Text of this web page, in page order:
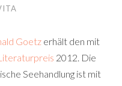
Goetz erhält den mit
2012. Die
Seehandlung ist mit